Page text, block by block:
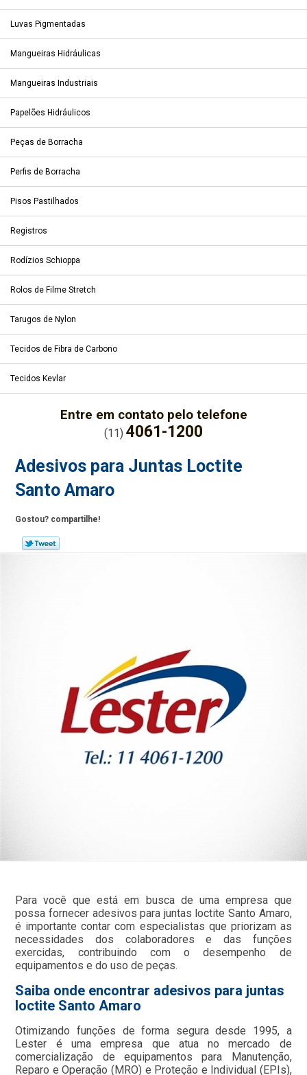
Luvas Pigmentadas
Mangueiras Hidráulicas
Mangueiras Industriais
Papelões Hidráulicos
Peças de Borracha
Perfis de Borracha
Pisos Pastilhados
Registros
Rodízios Schioppa
Rolos de Filme Stretch
Tarugos de Nylon
Tecidos de Fibra de Carbono
Tecidos Kevlar
Entre em contato pelo telefone
(11) 4061-1200
Adesivos para Juntas Loctite
Santo Amaro
Gostou? compartilhe!
Para você que está em busca de uma empresa que
possa fornecer adesivos para juntas loctite Santo Amaro,
é importante contar com especialistas que priorizam as
necessidades dos colaboradores e das funções
exercidas, contribuindo com o desempenho de
equipamentos e do uso de peças.
Saiba onde encontrar adesivos para juntas
loctite Santo Amaro
Otimizando funções de forma segura desde 1995, a
Lester é uma empresa que atua no mercado de
comercialização de equipamentos para Manutenção,
Reparo e Operação (MRO) e Proteção e Individual (EPIs),